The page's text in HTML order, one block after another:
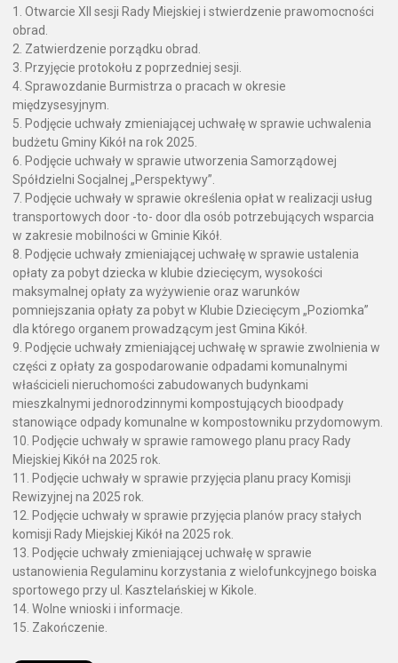
1. Otwarcie XII sesji Rady Miejskiej i stwierdzenie prawomocności
obrad.
2. Zatwierdzenie porządku obrad.
3. Przyjęcie protokołu z poprzedniej sesji.
4. Sprawozdanie Burmistrza o pracach w okresie
międzysesyjnym.
5. Podjęcie uchwały zmieniającej uchwałę w sprawie uchwalenia
budżetu Gminy Kikół na rok 2025.
6. Podjęcie uchwały w sprawie utworzenia Samorządowej
Spółdzielni Socjalnej „Perspektywy”.
7. Podjęcie uchwały w sprawie określenia opłat w realizacji usług
transportowych door -to- door dla osób potrzebujących wsparcia
w zakresie mobilności w Gminie Kikół.
8. Podjęcie uchwały zmieniającej uchwałę w sprawie ustalenia
opłaty za pobyt dziecka w klubie dziecięcym, wysokości
maksymalnej opłaty za wyżywienie oraz warunków
pomniejszania opłaty za pobyt w Klubie Dziecięcym „Poziomka”
dla którego organem prowadzącym jest Gmina Kikół.
9. Podjęcie uchwały zmieniającej uchwałę w sprawie zwolnienia w
części z opłaty za gospodarowanie odpadami komunalnymi
właścicieli nieruchomości zabudowanych budynkami
mieszkalnymi jednorodzinnymi kompostujących bioodpady
stanowiące odpady komunalne w kompostowniku przydomowym.
10. Podjęcie uchwały w sprawie ramowego planu pracy Rady
Miejskiej Kikół na 2025 rok.
11. Podjęcie uchwały w sprawie przyjęcia planu pracy Komisji
Rewizyjnej na 2025 rok.
12. Podjęcie uchwały w sprawie przyjęcia planów pracy stałych
komisji Rady Miejskiej Kikół na 2025 rok.
13. Podjęcie uchwały zmieniającej uchwałę w sprawie
ustanowienia Regulaminu korzystania z wielofunkcyjnego boiska
sportowego przy ul. Kasztelańskiej w Kikole.
14. Wolne wnioski i informacje.
15. Zakończenie.